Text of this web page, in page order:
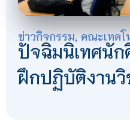
ข่าวกิจกรรม,คณะเทค
ปัจฉิมนิเทศนั
ฝึกปฏิบัติงาน